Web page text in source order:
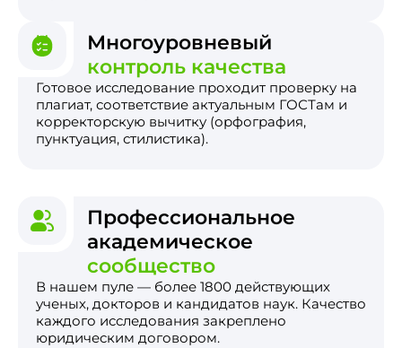
Многоуровневый
контроль качества
Готовое исследование проходит проверку на
плагиат, соответствие актуальным ГОСТам и
корректорскую вычитку (орфография,
пунктуация, стилистика).
Профессиональное
академическое
сообщество
В нашем пуле — более 1800 действующих
ученых, докторов и кандидатов наук. Качество
каждого исследования закреплено
юридическим договором.